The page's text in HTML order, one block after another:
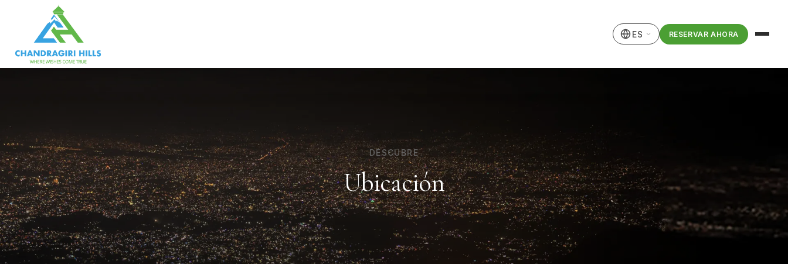
ES RESERVAR AHORA
DESCUBRE
Ubicación